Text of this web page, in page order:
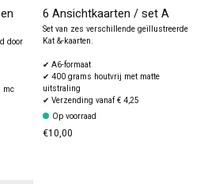
door
mc
6 Ansichtkaarten / set A
Set van zes verschillende geïllustreerde
Kat &-kaarten.
✔ A6-formaat
✔ 400 grams houtvrij met matte
uitstraling
✔ Verzending vanaf € 4,25
Op voorraad
€10,00